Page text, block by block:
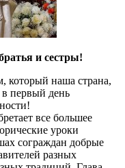
и сестры!
который наша страна,
в первый день
все большее
уроки
сограждан добрые
разных